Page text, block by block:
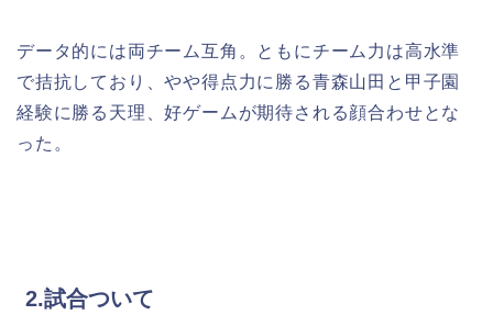
データ的には両チーム互角。ともにチーム力は高水準
で拮抗しており、やや得点力に勝る青森山田と甲子園
経験に勝る天理、好ゲームが期待される顔合わせとな
った。
2.試合ついて